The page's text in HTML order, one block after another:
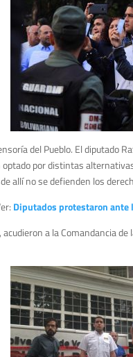
del Pueblo. El diputado
por distintas
allí no se defienden los
Diputados protestaron ante
a la Comandancia